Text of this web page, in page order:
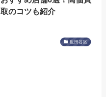
取のコツも紹介
世田谷区